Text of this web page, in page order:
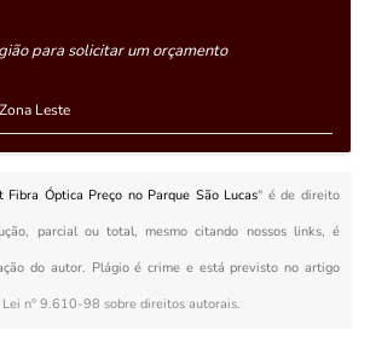
para solicitar um orçamento
Zona Leste
Fibra Óptica Preço no Parque São Lucas" é de direito
parcial ou total, mesmo citando nossos links, é
do autor. Plágio é crime e está previsto no artigo
Lei n° 9.610-98 sobre direitos autorais.